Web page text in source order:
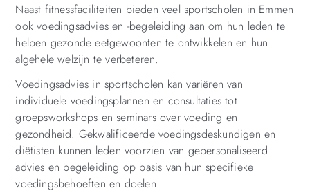
Naast fitnessfaciliteiten bieden veel sportscholen in Emmen
ook voedingsadvies en -begeleiding aan om hun leden te
helpen gezonde eetgewoonten te ontwikkelen en hun
algehele welzijn te verbeteren.
Voedingsadvies in sportscholen kan variëren van
individuele voedingsplannen en consultaties tot
groepsworkshops en seminars over voeding en
gezondheid. Gekwalificeerde voedingsdeskundigen en
diëtisten kunnen leden voorzien van gepersonaliseerd
advies en begeleiding op basis van hun specifieke
voedingsbehoeften en doelen.